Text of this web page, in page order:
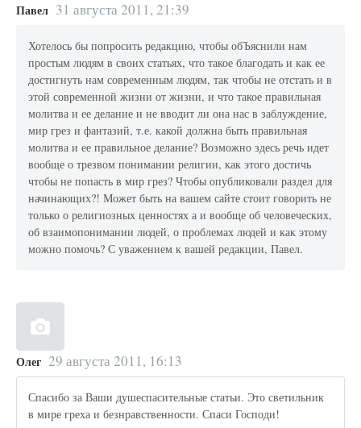
Павел 31 августа 2011, 21:39
Хотелось бы попросить редакцию, чтобы обЪяснили нам
простым людям в своих статьях, что такое благодать и как ее
достигнуть нам современным людям, так чтобы не отстать и в
этой современной жизни от жизни, и что такое правильная
молитва и ее делание и не вводит ли она нас в заблуждение,
мир грез и фантазий, т.е. какой должна быть правильная
молитва и ее правильное делание? Возможно здесь речь идет
вообще о трезвом понимании религии, как этого достичь
чтобы не попасть в мир грез? Чтобы опубликовали раздел для
начинающих?! Может быть на вашем сайте стоит говорить не
только о религиозных ценностях а и вообще об человеческих,
об взаимопонимании людей, о проблемах людей и как этому
можно помочь? С уважением к вашей редакции, Павел.
Олег 29 августа 2011, 16:13
Спасибо за Ваши душеспасительные статьи. Это светильник
в мире греха и безнравственности. Спаси Господи!